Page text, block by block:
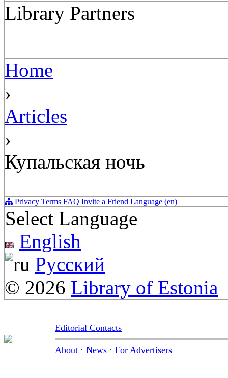
Library Partners
Home
›
Articles
›
Купальская ночь
Privacy Terms FAQ Invite a Friend Language (en)
Select Language
English
Русский
© 2026 Library of Estonia
Editorial Contacts
About · News · For Advertisers